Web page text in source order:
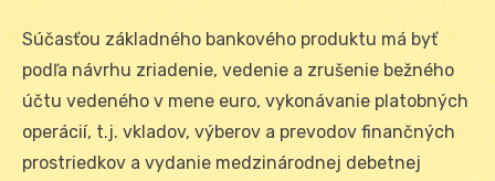
Súčasťou základného bankového produktu má byť
podľa návrhu zriadenie, vedenie a zrušenie bežného
účtu vedeného v mene euro, vykonávanie platobných
operácií, t.j. vkladov, výberov a prevodov finančných
prostriedkov a vydanie medzinárodnej debetnej